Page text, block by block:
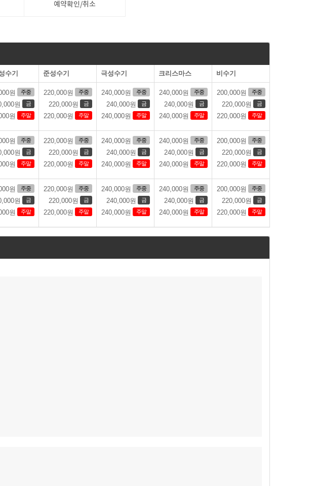
예약확인/취소
수기 준성수기 극성수기 크리스마스 비수기
원 주중
원 금
원 주말
220,000원 주중
220,000원 금
220,000원 주말
240,000원 주중
240,000원 금
240,000원 주말
240,000원 주중
240,000원 금
240,000원 주말
200,000원 주중
220,000원 금
220,000원 주말
원 주중
원 금
원 주말
220,000원 주중
220,000원 금
220,000원 주말
240,000원 주중
240,000원 금
240,000원 주말
240,000원 주중
240,000원 금
240,000원 주말
200,000원 주중
220,000원 금
220,000원 주말
원 주중
원 금
원 주말
220,000원 주중
220,000원 금
220,000원 주말
240,000원 주중
240,000원 금
240,000원 주말
240,000원 주중
240,000원 금
240,000원 주말
200,000원 주중
220,000원 금
220,000원 주말